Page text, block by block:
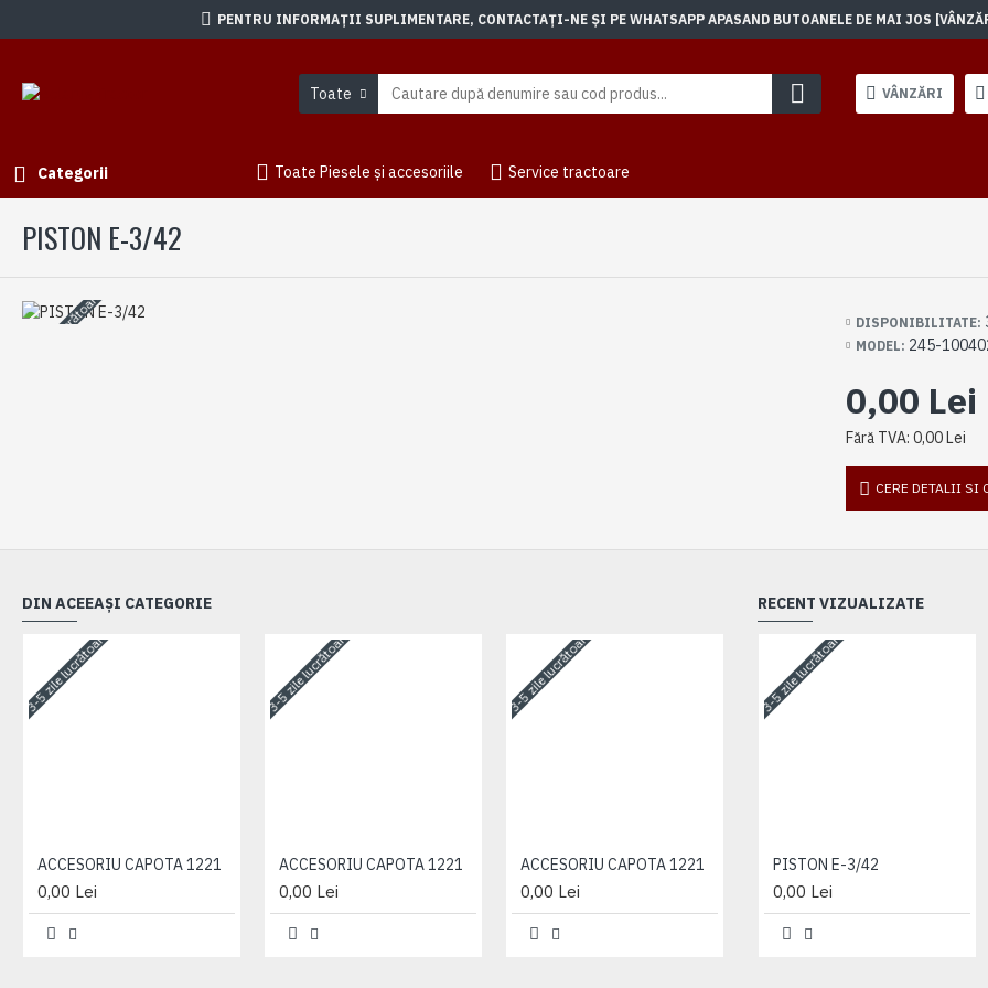
PENTRU INFORMAȚII SUPLIMENTARE, CONTACTAȚI-NE ȘI PE WHATSAPP APASAND BUTOANELE DE MAI JOS
Toate VÂNZĂRI
Categorii Toate Piesele și accesoriile Service tractoare
PISTON E-3/42
3-5 zile lucrătoare DISPONIBILITATE:
MODEL: 245-
0,00 Lei
Fără TVA: 0,00 Lei
CERE DETALII SI
DIN ACEEAȘI CATEGORIE
3-5 zile lucrătoare
ACCESORIU CAPOTA 1221
0,00 Lei
3-5 zile lucrătoare
ACCESORIU CAPOTA 1221
0,00 Lei
3-5 zile lucrătoare
ACCESORIU CAPOTA 1221
0,00 Lei
3-5 zile lucrătoare
ACCESORIU CAPOTA 1221
0,00 Lei
RECENT VIZUALIZATE
3-5 zile lucrătoare
PISTON E-3/42
0,00 Lei